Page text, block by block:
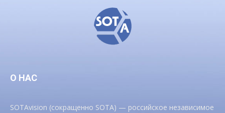
О НАС
SOTAvision (сокращенно SOTA) — российское независимое